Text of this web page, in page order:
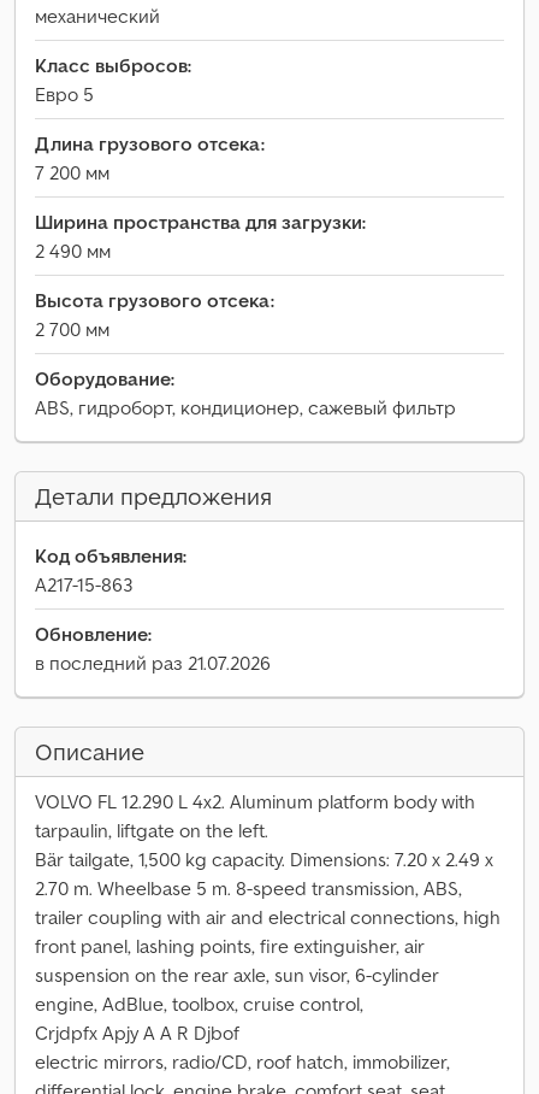
механический
Класс выбросов:
Евро 5
Длина грузового отсека:
7 200 мм
Ширина пространства для загрузки:
2 490 мм
Высота грузового отсека:
2 700 мм
Оборудование:
ABS, гидроборт, кондиционер, сажевый фильтр
Детали предложения
Код объявления:
A217-15-863
Обновление:
в последний раз 21.07.2026
Описание
VOLVO FL 12.290 L 4x2. Aluminum platform body with
tarpaulin, liftgate on the left.
Bär tailgate, 1,500 kg capacity. Dimensions: 7.20 x 2.49 x
2.70 m. Wheelbase 5 m. 8-speed transmission, ABS,
trailer coupling with air and electrical connections, high
front panel, lashing points, fire extinguisher, air
suspension on the rear axle, sun visor, 6-cylinder
engine, AdBlue, toolbox, cruise control,
Crjdpfx Apjy A A R Djbof
electric mirrors, radio/CD, roof hatch, immobilizer,